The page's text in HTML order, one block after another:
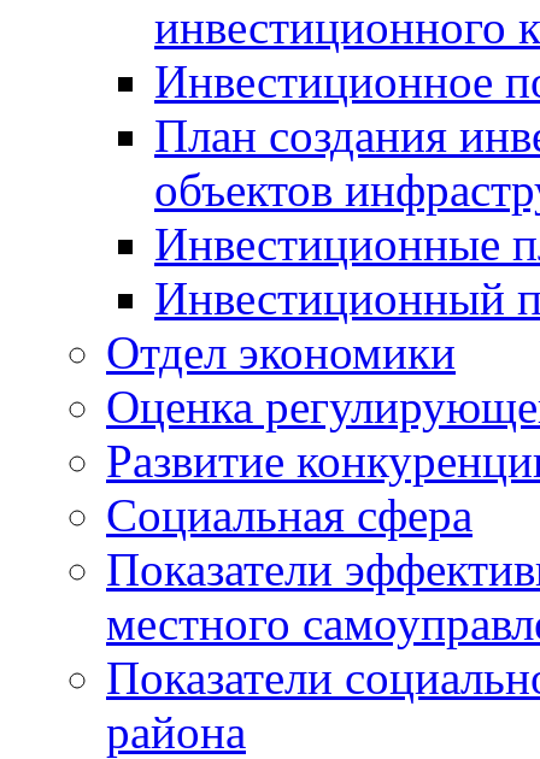
инвестиционного
Инвестиционное
План создания
объектов
Инвестиционные
Инвестиционный
Отдел экономики
Оценка
Развитие
Социальная сфера
Показатели
местного
Показатели
района